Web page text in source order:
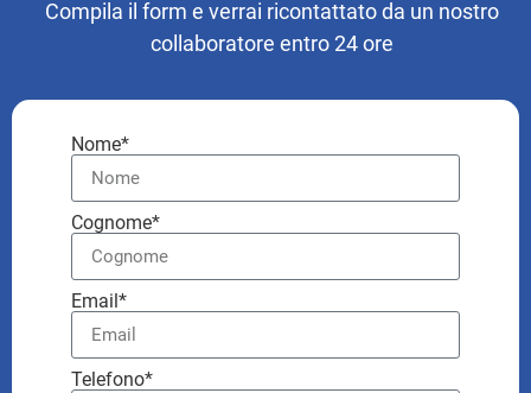
Compila il form e verrai ricontattato da un nostro
collaboratore entro 24 ore
Nome*
Cognome*
Email*
Telefono*